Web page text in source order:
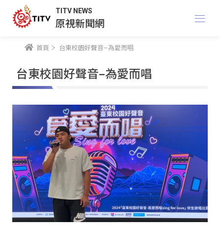
TITV NEWS
原視新聞網
首頁 台東校園好聲音–為愛而唱
台東校園好聲音–為愛而唱